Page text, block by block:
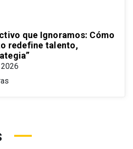
que Ignoramos: Cómo
redefine talento,